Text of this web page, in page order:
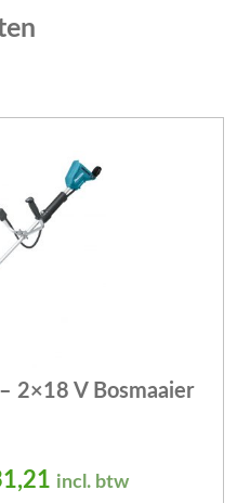
2×18 V Bosmaaier
prijs
Huidige prijs is:
incl. btw